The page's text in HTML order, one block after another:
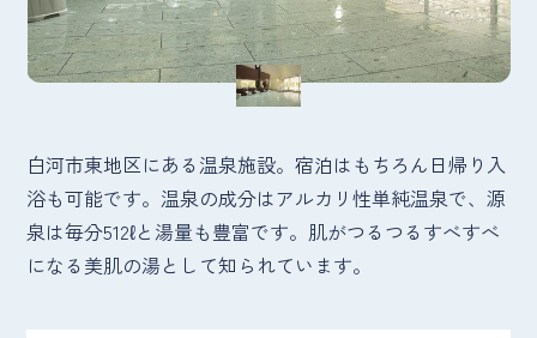
白河市東地区にある温泉施設。宿泊はもちろん日帰り入
浴も可能です。温泉の成分はアルカリ性単純温泉で、源
泉は毎分512ℓと湯量も豊富です。肌がつるつるすべすべ
になる美肌の湯として知られています。